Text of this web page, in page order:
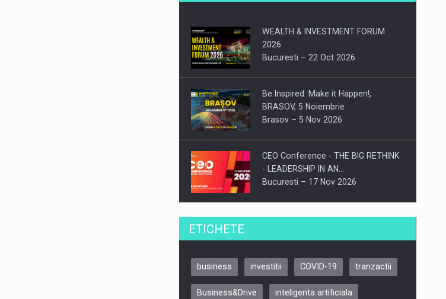
WEALTH & INVESTMENT FORUM
2026
Bucuresti – 22 Oct 2026
Be Inspired. Make it Happen!,
BRASOV, 5 Noiembrie
Brasov – 5 Nov 2026
CEO Conference - THE BIG RETHINK
- LEADERSHIP IN AN…
Bucuresti – 17 Nov 2026
Be Inspired. Make it Happen!, CLUJ, 9
ARTEMIS LETO, ORADEA, 8
ETICHETE
business investitii COVID-19 tranzactii
Business&Drive inteligenta artificiala